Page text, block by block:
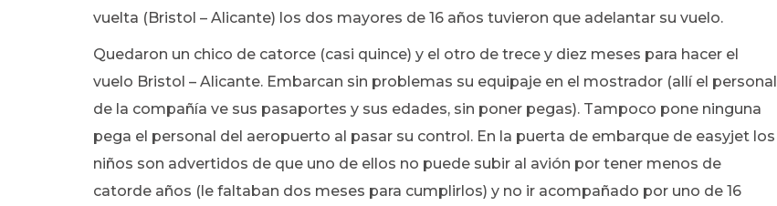
vuelta (Bristol – Alicante) los dos mayores de 16 años tuvieron que adelantar su vuelo.
Quedaron un chico de catorce (casi quince) y el otro de trece y diez meses para hacer el
vuelo Bristol – Alicante. Embarcan sin problemas su equipaje en el mostrador (allí el personal
de la compañía ve sus pasaportes y sus edades, sin poner pegas). Tampoco pone ninguna
pega el personal del aeropuerto al pasar su control. En la puerta de embarque de easyjet los
niños son advertidos de que uno de ellos no puede subir al avión por tener menos de
catorde años (le faltaban dos meses para cumplirlos) y no ir acompañado por uno de 16